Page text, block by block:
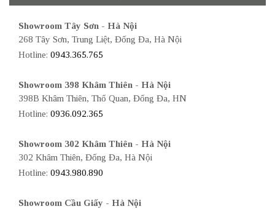
Showroom Tây Sơn - Hà Nội
268 Tây Sơn, Trung Liệt, Đống Đa, Hà Nội
Hotline: 0943.365.765
Showroom 398 Khâm Thiên - Hà Nội
398B Khâm Thiên, Thổ Quan, Đống Đa, HN
Hotline: 0936.092.365
Showroom 302 Khâm Thiên - Hà Nội
302 Khâm Thiên, Đống Đa, Hà Nội
Hotline: 0943.980.890
Showroom Cầu Giấy - Hà Nội